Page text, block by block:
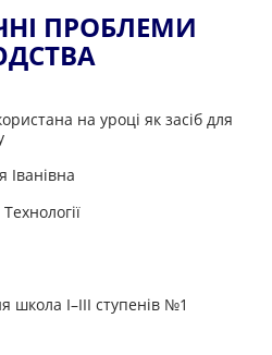
ПРОБЛЕМИ
на уроці як засіб для
Іванівна
школа І–ІІІ ступенів №1